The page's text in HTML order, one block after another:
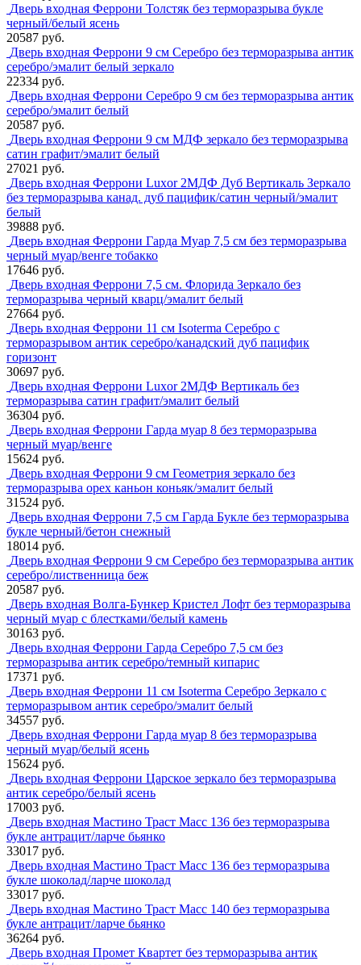
Дверь входная Феррони Толстяк без терморазрыва букле
черный/белый ясень
20587 руб.
Дверь входная Феррони 9 см Серебро без терморазрыва антик
серебро/эмалит белый зеркало
22334 руб.
Дверь входная Феррони Серебро 9 см без терморазрыва антик
серебро/эмалит белый
20587 руб.
Дверь входная Феррони 9 см МДФ зеркало без терморазрыва
сатин графит/эмалит белый
27021 руб.
Дверь входная Феррони Luxor 2МДФ Дуб Вертикаль Зеркало
без терморазрыва канад. дуб пацифик/сатин черный/эмалит
белый
39888 руб.
Дверь входная Феррони Гарда Муар 7,5 см без терморазрыва
черный муар/венге тобакко
17646 руб.
Дверь входная Феррони 7,5 см. Флорида Зеркало без
терморазрыва черный кварц/эмалит белый
27664 руб.
Дверь входная Феррони 11 см Isoterma Серебро с
терморазрывом антик серебро/канадский дуб пацифик
горизонт
30697 руб.
Дверь входная Феррони Luxor 2МДФ Вертикаль без
терморазрыва сатин графит/эмалит белый
36304 руб.
Дверь входная Феррони Гарда муар 8 без терморазрыва
черный муар/венге
15624 руб.
Дверь входная Феррони 9 см Геометрия зеркало без
терморазрыва орех каньон коньяк/эмалит белый
31524 руб.
Дверь входная Феррони 7,5 см Гарда Букле без терморазрыва
букле черный/бетон снежный
18014 руб.
Дверь входная Феррони 9 см Серебро без терморазрыва антик
серебро/лиственница беж
20587 руб.
Дверь входная Волга-Бункер Кристел Лофт без терморазрыва
черный муар с блестками/белый камень
30163 руб.
Дверь входная Феррони Гарда Серебро 7,5 см без
терморазрыва антик серебро/темный кипарис
17371 руб.
Дверь входная Феррони 11 см Isoterma Серебро Зеркало с
терморазрывом антик серебро/эмалит белый
34557 руб.
Дверь входная Феррони Гарда муар 8 без терморазрыва
черный муар/белый ясень
15624 руб.
Дверь входная Феррони Царское зеркало без терморазрыва
антик серебро/белый ясень
17003 руб.
Дверь входная Мастино Траст Масс 136 без терморазрыва
букле антрацит/ларче бьянко
33017 руб.
Дверь входная Мастино Траст Масс 136 без терморазрыва
букле шоколад/ларче шоколад
33017 руб.
Дверь входная Мастино Траст Масс 140 без терморазрыва
букле антрацит/ларче бьянко
36264 руб.
Дверь входная Промет Квартет без терморазрыва антик